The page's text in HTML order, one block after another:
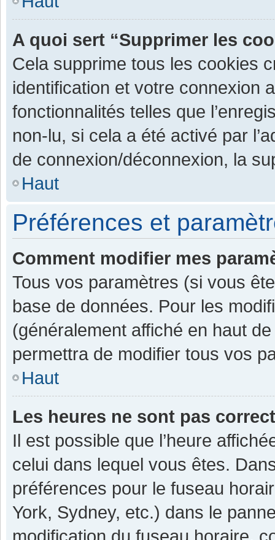
A quoi sert “Supprimer les
Cela supprime tous les cookies
identification et votre connexion
fonctionnalités telles que
non-lu, si cela a été activé par
de connexion/déconnexion, la
Haut
Préférences et
Comment modifier mes
Tous vos paramètres (si vous
base de données. Pour les
(généralement affiché en haut
permettra de modifier tous vos
Haut
Les heures ne sont pas
Il est possible que l’heure
celui dans lequel vous êtes.
préférences pour le fuseau
York, Sydney, etc.) dans le